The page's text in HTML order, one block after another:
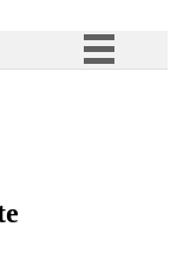
informação